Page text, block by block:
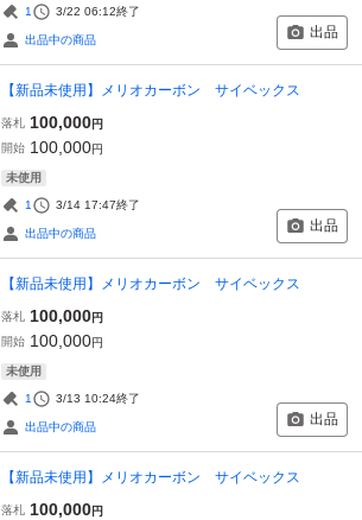
1 3/22 06:12終了
出品中の商品 出品
【新品未使用】メリオカーボン サイベックス
落札 100,000円
開始 100,000円
未使用
1 3/14 17:47終了
出品中の商品 出品
【新品未使用】メリオカーボン サイベックス
落札 100,000円
開始 100,000円
未使用
1 3/13 10:24終了
出品中の商品 出品
【新品未使用】メリオカーボン サイベックス
落札 100,000円